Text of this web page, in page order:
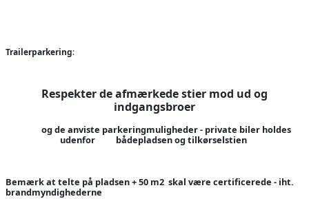
Trailerparkering:
Respekter de afmærkede stier mod ud og
indgangsbroer
og de anviste parkeringmuligheder - private biler holdes
udenfor bådepladsen og tilkørselstien
Bemærk at telte på pladsen + 50 m2 skal være certificerede - iht.
brandmyndighederne